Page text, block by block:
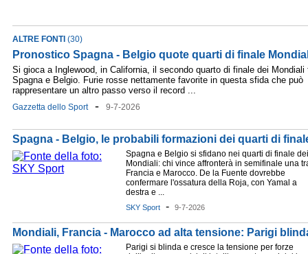
ALTRE FONTI (30)
Pronostico Spagna - Belgio quote quarti di finale
Si gioca a Inglewood, in California, il secondo quarto di finale dei Mondiali
Spagna e Belgio. Furie rosse nettamente favorite in questa sfida che può
rappresentare un altro passo verso il record ...
Gazzetta dello Sport- 9-7-2026
Spagna - Belgio, le probabili formazioni dei quarti di
Spagna e Belgio si sfidano nei quarti di finale dei
Mondiali: chi vince affronterà in semifinale una
Francia e Marocco. De la Fuente dovrebbe
confermare l'ossatura della Roja, con Yamal a
destra e ...
SKY Sport - 9-7-2026
Mondiali, Francia - Marocco ad alta tensione: Parigi
Parigi si blinda e cresce la tensione per forze